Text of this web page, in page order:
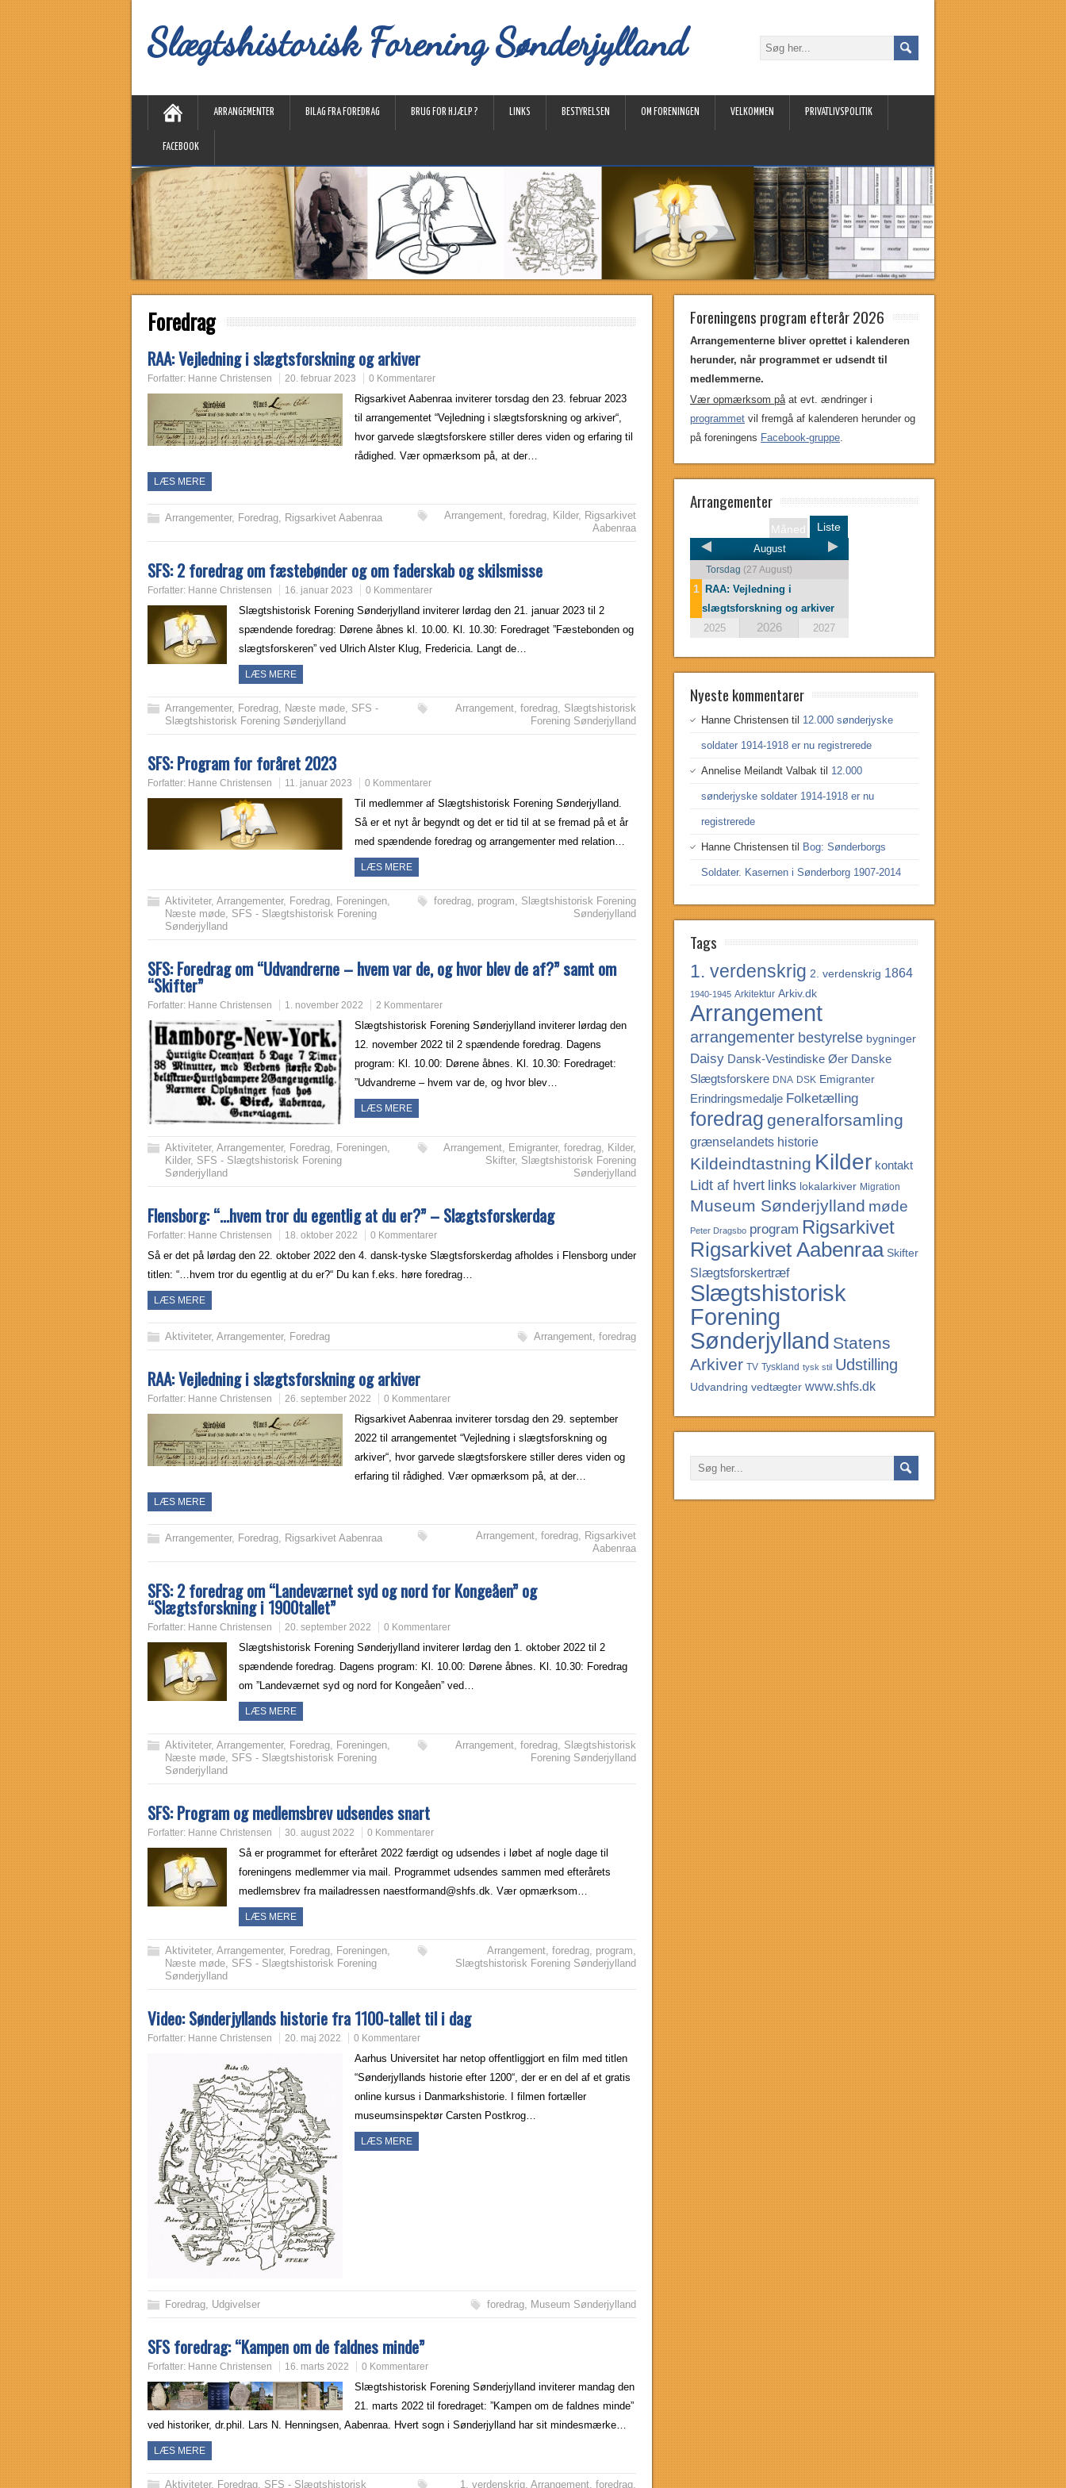
Slægtshistorisk Forening Sønderjylland
ARRANGEMENTER BILAG FRA FOREDRAG BRUG FOR HJÆLP ? LINKS BESTYRELSEN OM FORENINGEN VELKOMMEN PRIVATLIVSPOLITIK
FACEBOOK
Foredrag
RAA: Vejledning i slægtsforskning og arkiver
Forfatter: Hanne Christensen 20. februar 2023 0 Kommentarer
Rigsarkivet Aabenraa inviterer torsdag den 23. februar 2023
til arrangementet “Vejledning i slægtsforskning og arkiver“,
hvor garvede slægtsforskere stiller deres viden og erfaring til
rådighed. Vær opmærksom på, at der…
LÆS MERE
Arrangementer, Foredrag Rigsarkivet Aabenraa Arrangement, foredrag, Kilder, Rigsarkivet
Aabenraa
SFS: 2 foredrag om fæstebønder og om faderskab og skilsmisse
Forfatter: Hanne Christensen 16. januar 2023 0 Kommentarer
Slægtshistorisk Forening Sønderjylland inviterer lørdag den 21. januar 2023 til 2
spændende foredrag: Dørene åbnes kl. 10.00. Kl. 10.30: Foredraget ”Fæstebonden og
slægtsforskeren” ved Ulrich Alster Klug, Fredericia. Langt de…
LÆS MERE
Arrangementer, Foredrag Næste møde SFS -
Slægtshistorisk Forening Sønderjylland
Arrangement, foredrag, Slægtshistorisk
Forening Sønderjylland
SFS: Program for foråret 2023
Forfatter: Hanne Christensen 11. januar 2023 0 Kommentarer
Til medlemmer af Slægtshistorisk Forening Sønderjylland.
Så er et nyt år begyndt og det er tid til at se fremad på et år
med spændende foredrag og arrangementer med relation…
LÆS MERE
Aktiviteter, Arrangementer, Foredrag Foreningen
Næste møde SFS - Slægtshistorisk Forening
Sønderjylland
foredrag, program
Slægtshistorisk Forening
Sønderjylland
SFS: Foredrag om “Udvandrerne – hvem var de, og hvor blev de af?” samt om
“Skifter”
Forfatter: Hanne Christensen 1. november 2022 2 Kommentarer
Slægtshistorisk Forening Sønderjylland inviterer lørdag den
12. november 2022 til 2 spændende foredrag. Dagens
program: Kl. 10.00: Dørene åbnes. Kl. 10.30: Foredraget:
”Udvandrerne – hvem var de, og hvor blev…
LÆS MERE
Aktiviteter, Arrangementer, Foredrag, Foreningen,
Kilder, SFS - Slægtshistorisk Forening
Sønderjylland
Arrangement, Emigranter, foredrag, Kilder,
Skifter, Slægtshistorisk Forening
Sønderjylland
Flensborg: “…hvem tror du egentlig at du er?” – Slægtsforskerdag
Forfatter: Hanne Christensen 18. oktober 2022 0 Kommentarer
Så er det på lørdag den 22. oktober 2022 den 4. dansk-tyske Slægtsforskerdag afholdes i Flensborg under
titlen: “…hvem tror du egentlig at du er?“ Du kan f.eks. høre foredrag…
LÆS MERE
Aktiviteter, Arrangementer, Foredrag Arrangement, foredrag
RAA: Vejledning i slægtsforskning og arkiver
Forfatter: Hanne Christensen 26. september 2022 0 Kommentarer
Rigsarkivet Aabenraa inviterer torsdag den 29. september
2022 til arrangementet “Vejledning i slægtsforskning og
arkiver“, hvor garvede slægtsforskere stiller deres viden og
erfaring til rådighed. Vær opmærksom på, at der…
LÆS MERE
Arrangementer, Foredrag, Rigsarkivet Aabenraa Arrangement, foredrag, Rigsarkivet
Aabenraa
SFS: 2 foredrag om “Landeværnet syd og nord for Kongeåen” og
“Slægtsforskning i 1900tallet”
Forfatter: Hanne Christensen 20. september 2022 0 Kommentarer
Slægtshistorisk Forening Sønderjylland inviterer lørdag den 1. oktober 2022 til 2
spændende foredrag. Dagens program: Kl. 10.00: Dørene åbnes. Kl. 10.30: Foredrag
om ”Landeværnet syd og nord for Kongeåen” ved…
LÆS MERE
Aktiviteter, Arrangementer, Foredrag, Foreningen,
Næste møde, SFS - Slægtshistorisk Forening
Sønderjylland
Arrangement, foredrag, Slægtshistorisk
Forening Sønderjylland
SFS: Program og medlemsbrev udsendes snart
Forfatter: Hanne Christensen 30. august 2022 0 Kommentarer
Så er programmet for efteråret 2022 færdigt og udsendes i løbet af nogle dage til
foreningens medlemmer via mail. Programmet udsendes sammen med efterårets
medlemsbrev fra mailadressen naestformand@shfs.dk. Vær opmærksom…
LÆS MERE
Aktiviteter, Arrangementer, Foredrag, Foreningen,
Næste møde, SFS - Slægtshistorisk Forening
Sønderjylland
Arrangement, foredrag, program,
Slægtshistorisk Forening Sønderjylland
Video: Sønderjyllands historie fra 1100-tallet til i dag
Forfatter: Hanne Christensen 20. maj 2022 0 Kommentarer
Aarhus Universitet har netop offentliggjort en film med titlen
“Sønderjyllands historie efter 1200“, der er en del af et gratis
online kursus i Danmarkshistorie. I filmen fortæller
museumsinspektør Carsten Postkrog…
LÆS MERE
Foredrag Udgivelser foredrag, Museum Sønderjylland
SFS foredrag: “Kampen om de faldnes minde”
Forfatter: Hanne Christensen 16. marts 2022 0 Kommentarer
Slægtshistorisk Forening Sønderjylland inviterer mandag den
21. marts 2022 til foredraget: ”Kampen om de faldnes minde”
ved historiker, dr.phil. Lars N. Henningsen, Aabenraa. Hvert sogn i Sønderjylland har sit mindesmærke…
LÆS MERE
Aktiviteter, Foredrag SFS - Slægtshistorisk 1. verdenskrig, Arrangement, foredrag,
Foreningens program efterår 2026
Arrangementerne bliver oprettet i kalenderen
herunder, når programmet er udsendt til
medlemmerne.
Vær opmærksom på at evt. ændringer i
programmet vil fremgå af kalenderen herunder og
på foreningens Facebook-gruppe
Arrangementer
Liste
Måned
August
Torsdag (27 August)
1
RAA: Vejledning i
slægtsforskning og arkiver
2025
2026 2027
Nyeste kommentarer
Hanne Christensen til 12.000 sønderjyske
soldater 1914-1918 er nu registrerede
Annelise Meilandt Valbak til 12.000
sønderjyske soldater 1914-1918 er nu
registrerede
Hanne Christensen til Bog: Sønderborgs
Soldater. Kasernen i Sønderborg 1907-2014
Tags
1. verdenskrig 2. verdenskrig 1864
1940-1945 Arkitektur Arkiv.dk
Arrangement
arrangementer bestyrelse bygninger
Daisy Dansk-Vestindiske Øer Danske
Slægtsforskere DNA DSK Emigranter
Erindringsmedalje Folketælling
foredrag generalforsamling
grænselandets historie
Kildeindtastning Kilder kontakt
Lidt af hvert links lokalarkiver Migration
Museum Sønderjylland møde
Peter Dragsbo program Rigsarkivet
Rigsarkivet Aabenraa Skifter
Slægtsforskertræf
Slægtshistorisk
Forening
Sønderjylland Statens
Arkiver TV Tyskland tysk stil Udstilling
Udvandring vedtægter www.shfs.dk